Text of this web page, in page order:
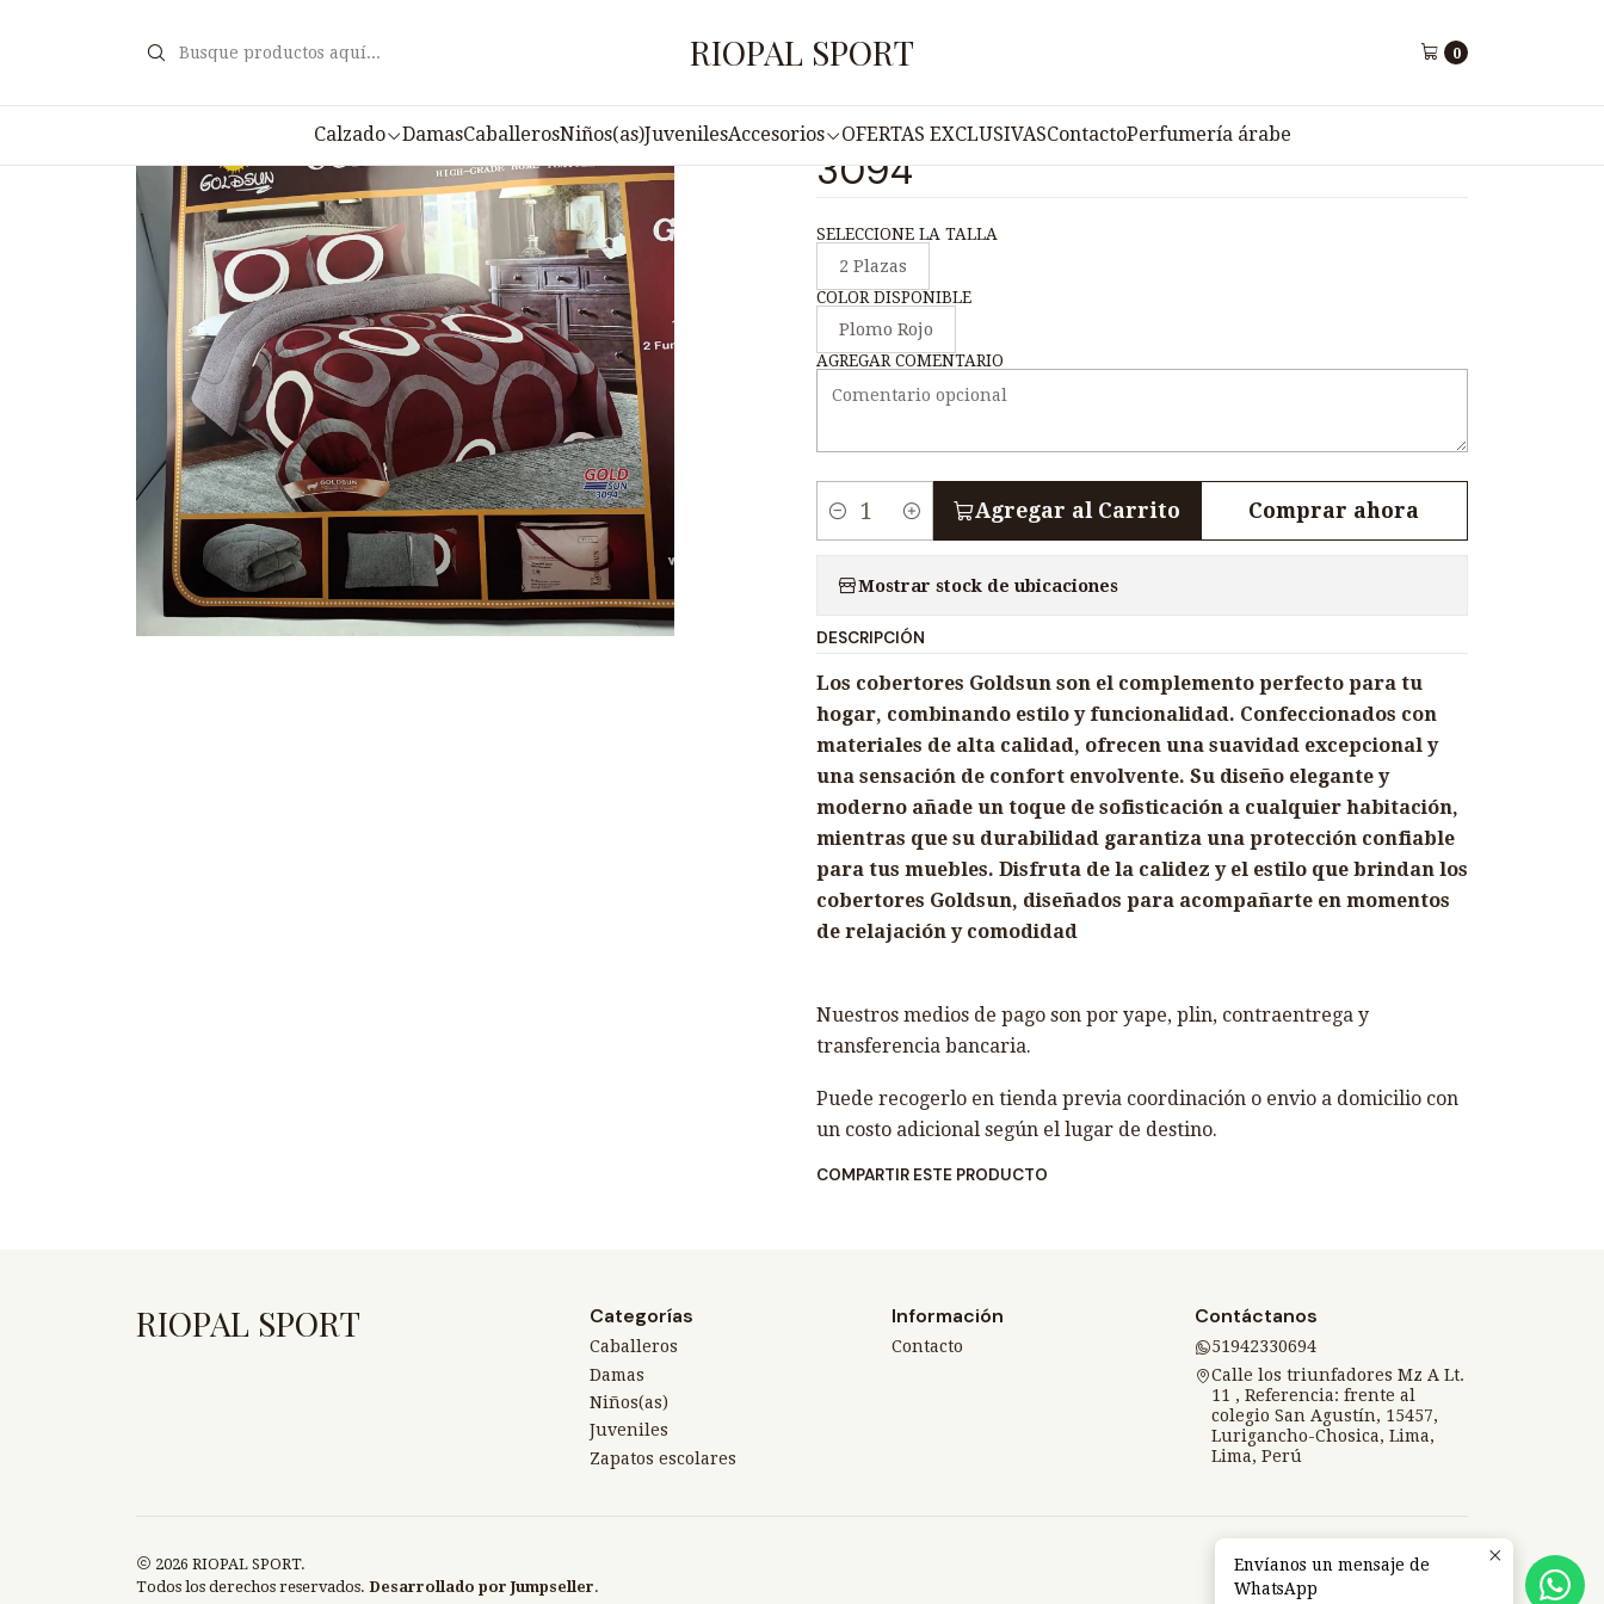
RIOPAL SPORT 0
Calzado DamasCaballerosNiños(as)JuvenilesAccesorios OFERTAS EXCLUSIVASContactoPerfumería árabe
|
COBERTOR 3 PIEZAS GOLDSUN
3094
SELECCIONE LA TALLA
2 Plazas
COLOR DISPONIBLE
Plomo Rojo
AGREGAR COMENTARIO
i
d
a
d
Agregar al Carrito Comprar ahora
Mostrar stock de ubicaciones
DESCRIPCIÓN
Los cobertores Goldsun son el complemento perfecto para tu
hogar, combinando estilo y funcionalidad. Confeccionados con
materiales de alta calidad, ofrecen una suavidad excepcional y
una sensación de confort envolvente. Su diseño elegante y
moderno añade un toque de sofisticación a cualquier habitación,
mientras que su durabilidad garantiza una protección confiable
para tus muebles. Disfruta de la calidez y el estilo que brindan los
cobertores Goldsun, diseñados para acompañarte en momentos
de relajación y comodidad
Nuestros medios de pago son por yape, plin, contraentrega y
transferencia bancaria.
Puede recogerlo en tienda previa coordinación o envio a domicilio con
un costo adicional según el lugar de destino.
COMPARTIR ESTE PRODUCTO
RIOPAL SPORT Categorías
Caballeros
Damas
Niños(as)
Juveniles
Zapatos escolares
Información
Contacto
Contáctanos
51942330694
Calle los triunfadores Mz A Lt.
11 , Referencia: frente al
colegio San Agustín, 15457,
Lurigancho-Chosica, Lima,
Lima, Perú
2026 RIOPAL SPORT.
Todos los derechos reservados. Desarrollado por Jumpseller.
Envíanos un mensaje de
WhatsApp